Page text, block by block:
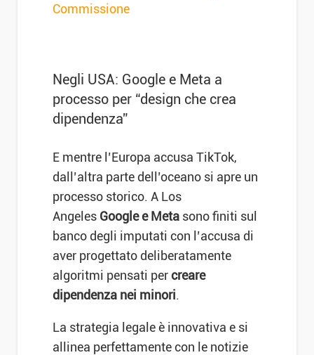
Commissione
Negli USA: Google e Meta a
processo per “design che crea
dipendenza”
E mentre l’Europa accusa TikTok,
dall’altra parte dell’oceano si apre un
processo storico. A Los
Angeles Google e Meta sono finiti sul
banco degli imputati con l’accusa di
aver progettato deliberatamente
algoritmi pensati percreare
dipendenza nei minori.
La strategia legale è innovativa e si
allinea perfettamente con le notizie